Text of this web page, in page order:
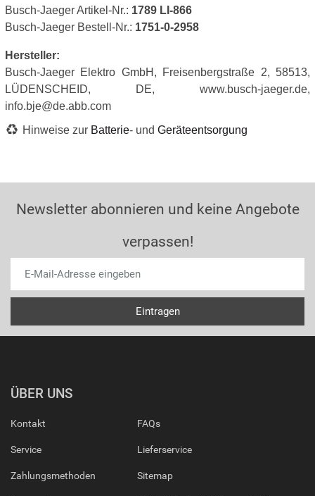
Busch-Jaeger Artikel-Nr.: 1789 LI-866
Busch-Jaeger Bestell-Nr.: 1751-0-2958
Hersteller:
Busch-Jaeger Elektro GmbH, Freisenbergstraße 2, 58513,
LÜDENSCHEID, DE, www.busch-jaeger.de,
info.bje@de.abb.com
Hinweise zur Batterie- und Geräteentsorgung
Newsletter abonnieren und keine Angebote
verpassen!
ÜBER UNS
Kontakt
Service
Zahlungsmethoden
FAQs
Lieferservice
Sitemap